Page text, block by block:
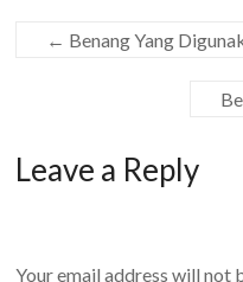
← Benang Yang
Leave a Reply
Your email address will not